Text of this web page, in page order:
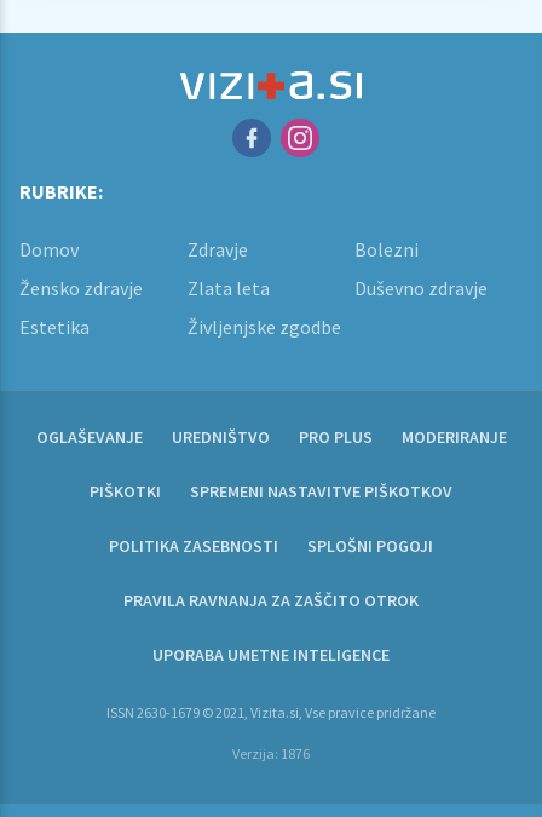
RUBRIKE:
Domov Zdravje
Bolezni
Žensko zdravje
Zlata leta
Duševno zdravje
Estetika
Življenjske zgodbe
OGLAŠEVANJE UREDNIŠTVO PRO PLUS MODERIRANJE
PIŠKOTKI SPREMENI NASTAVITVE PIŠKOTKOV
POLITIKA ZASEBNOSTI SPLOŠNI POGOJI
PRAVILA RAVNANJA ZA ZAŠČITO OTROK
UPORABA UMETNE INTELIGENCE
ISSN 2630-1679 © 2021, Vizita.si, Vse pravice pridržane
Verzija: 1876